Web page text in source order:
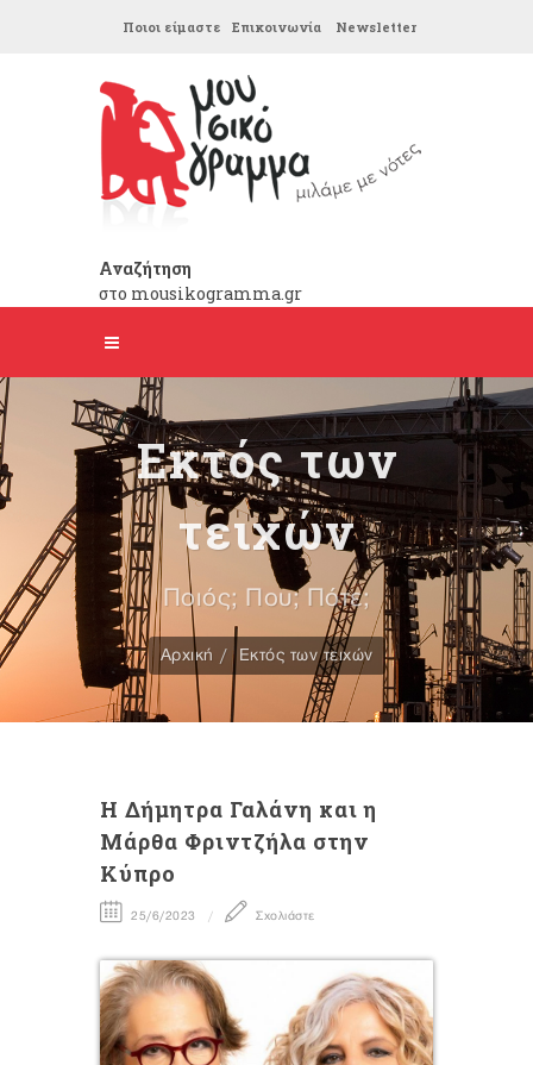
Ποιοι είμαστε Επικοινωνία Newsletter
Αναζήτηση
στο mousikogramma.gr
Εκτός των
τειχών
Ποιός; Που; Πότε;
Αρχική Εκτός των τειχών
H Δήμητρα Γαλάνη και η
Μάρθα Φριντζήλα στην
Κύπρο
25/6/2023 Σχολιάστε